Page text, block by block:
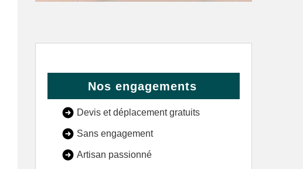
Nos engagements
Devis et déplacement gratuits
Sans engagement
Artisan passionné